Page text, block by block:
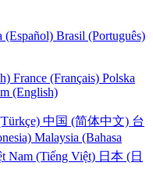
(Español) Brasil (Português)
France (Français) Polska
(English)
中国 (简体中文) 台
Malaysia (Bahasa
Nam (Tiếng Việt) 日本 (日